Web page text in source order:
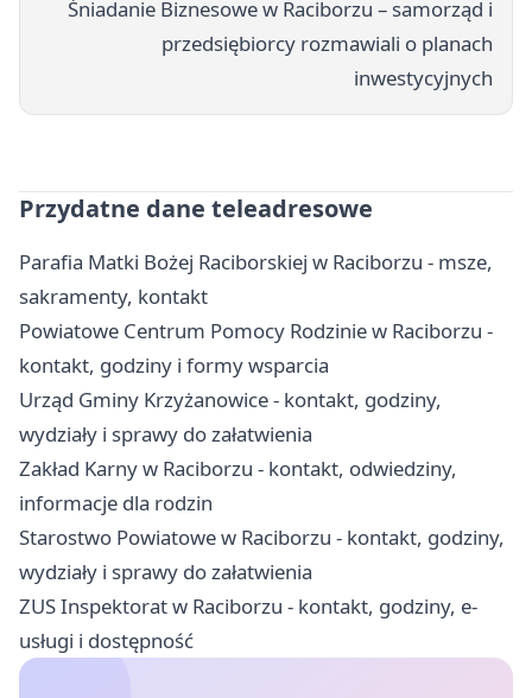
Śniadanie Biznesowe w Raciborzu – samorząd i
przedsiębiorcy rozmawiali o planach
inwestycyjnych
Przydatne dane teleadresowe
Parafia Matki Bożej Raciborskiej w Raciborzu - msze,
sakramenty, kontakt
Powiatowe Centrum Pomocy Rodzinie w Raciborzu -
kontakt, godziny i formy wsparcia
Urząd Gminy Krzyżanowice - kontakt, godziny,
wydziały i sprawy do załatwienia
Zakład Karny w Raciborzu - kontakt, odwiedziny,
informacje dla rodzin
Starostwo Powiatowe w Raciborzu - kontakt, godziny,
wydziały i sprawy do załatwienia
ZUS Inspektorat w Raciborzu - kontakt, godziny, e-
usługi i dostępność